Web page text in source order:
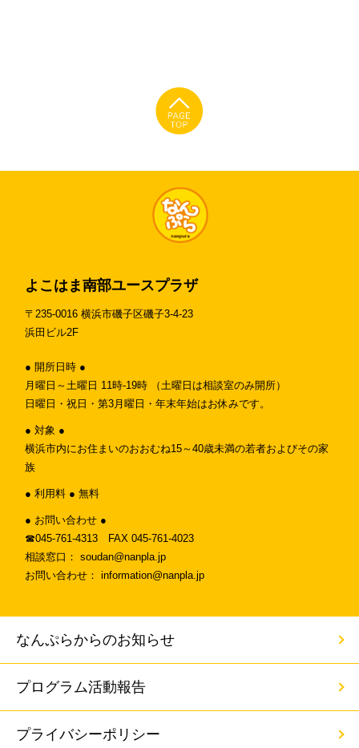
よこはま南部ユースプラザ
〒235-0016 横浜市磯子区磯子3-4-23
浜田ビル2F
● 開所日時 ●
月曜日～土曜日 11時-19時 （土曜日は相談室のみ開所）
日曜日・祝日・第3月曜日・年末年始はお休みです。
● 対象 ●
横浜市内にお住まいのおおむね15～40歳未満の若者およびその家
族
● 利用料 ● 無料
● お問い合わせ ●
☎︎045-761-4313 FAX 045-761-4023
相談窓口： soudan@nanpla.jp
お問い合わせ： information@nanpla.jp
なんぷらからのお知らせ
プログラム活動報告
プライバシーポリシー